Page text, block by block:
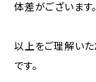
体差がございます。
以上をご理解いた
です。